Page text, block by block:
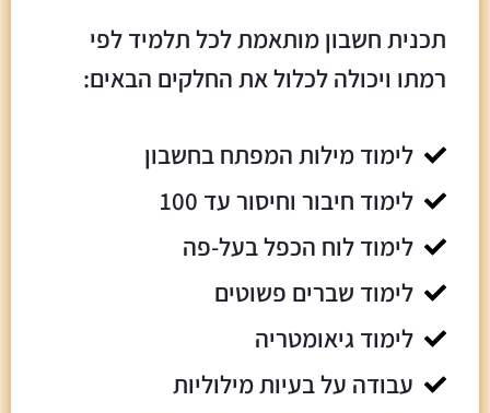
תכנית חשבון מותאמת לכל תלמיד לפי
רמתו ויכולה לכלול את החלקים הבאים:
לימוד מילות המפתח בחשבון
לימוד חיבור וחיסור עד 100
לימוד לוח הכפל בעל-פה
לימוד שברים פשוטים
לימוד גיאומטריה
עבודה על בעיות מילוליות